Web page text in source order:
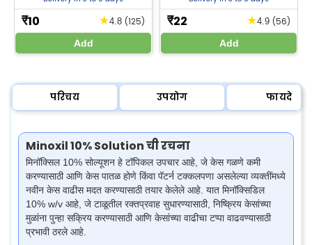
₹10 ★4.8 (125)
Add
₹22 ★4.9 (56)
Add
परिचय उपयोग फायदे
Minoxil 10% Solution ची रचना
मिनॉक्सिल 10% सोल्यूशन हे टॉपिकल उपचार आहे, जे केस गळणे कमी
करण्यासाठी आणि केस पातळ होणे किंवा पॅटर्न टक्कलपणा असलेल्या व्यक्तींमध्ये
नवीन केस वाढीस मदत करण्यासाठी तयार केलेले आहे. यात मिनॉक्सिडिल
10% w/v आहे, जे टाळूतील रक्तप्रवाह सुधारण्यासाठी, निष्क्रिय केसांच्या
मुळांना पुन्हा सक्रिय करण्यासाठी आणि केसांच्या वाढीचा टप्पा वाढवण्यासाठी
प्रभावी ठरले आहे.